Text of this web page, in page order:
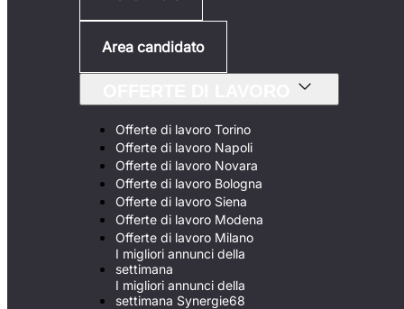
Area candidato
Offerte di lavoro Torino
Offerte di lavoro Napoli
Offerte di lavoro Novara
Offerte di lavoro Bologna
Offerte di lavoro Siena
Offerte di lavoro Modena
Offerte di lavoro Milano
I migliori annunci della
settimana
I migliori annunci della
settimana Synergie68